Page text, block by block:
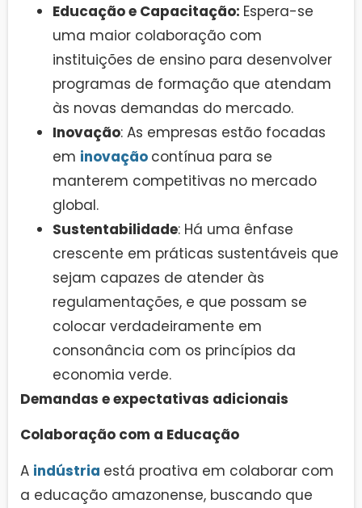
Educação e Capacitação: Espera-se
uma maior colaboração com
instituições de ensino para desenvolver
programas de formação que atendam
às novas demandas do mercado.
Inovação: As empresas estão focadas
em inovação contínua para se
manterem competitivas no mercado
global.
Sustentabilidade: Há uma ênfase
crescente em práticas sustentáveis que
sejam capazes de atender às
regulamentações, e que possam se
colocar verdadeiramente em
consonância com os princípios da
economia verde.
Demandas e expectativas adicionais
Colaboração com a Educação
A indústria está proativa em colaborar com
a educação amazonense, buscando que